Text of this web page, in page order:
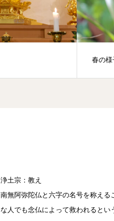
春の様
浄土宗：教え
南無阿弥陀仏と六字の名号を称える
な人でも念仏によって救われるとい